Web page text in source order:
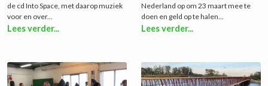
de cd Into Space, met daarop muziek
voor en over...
Lees verder...
Nederland op om 23 maart mee te
doen en geld op te halen...
Lees verder...